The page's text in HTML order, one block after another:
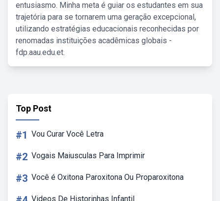
entusiasmo. Minha meta é guiar os estudantes em sua
trajetória para se tornarem uma geração excepcional,
utilizando estratégias educacionais reconhecidas por
renomadas instituições acadêmicas globais -
fdp.aau.edu.et.
Top Post
#1 Vou Curar Você Letra
#2 Vogais Maiusculas Para Imprimir
#3 Você é Oxitona Paroxitona Ou Proparoxitona
Videos De Historinhas Infantil